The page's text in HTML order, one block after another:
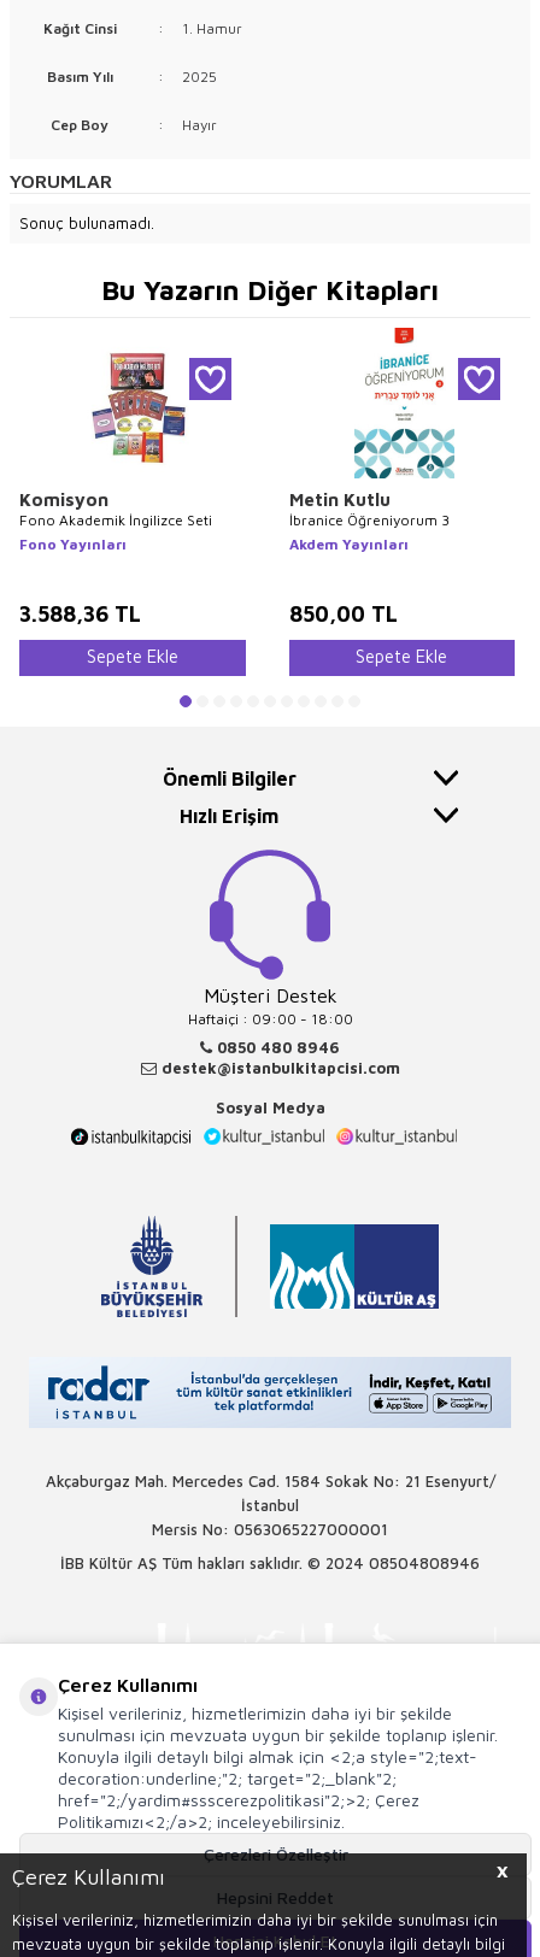
X
Çerez Kullanımı
Kişisel verileriniz, hizmetlerimizin daha iyi bir şekilde sunulması için
mevzuata uygun bir şekilde toplanıp işlenir. Konuyla ilgili detaylı bilgi
Kağıt Cinsi : 1. Hamur
Basım Yılı : 2025
Cep Boy : Hayır
YORUMLAR
Sonuç bulunamadı.
Bu Yazarın Diğer Kitapları
Komisyon
Fono Akademik İngilizce Seti
Fono Yayınları
3.588,36 TL
Sepete Ekle
Metin Kutlu
İbranice Öğreniyorum 3
Akdem Yayınları
850,00 TL
Sepete Ekle
Önemli Bilgiler
Hızlı Erişim
Müşteri Destek
Haftaiçi : 09:00 - 18:00
0850 480 8946
destek@istanbulkitapcisi.com
Sosyal Medya
Akçaburgaz Mah. Mercedes Cad. 1584 Sokak No: 21 Esenyurt/
İstanbul
Mersis No: 0563065227000001
İBB Kültür AŞ Tüm hakları saklıdır. © 2024 08504808946
E-Ticaret Sistemleriyle Hazırlanmıştır.
Çerez Kullanımı
Kişisel verileriniz, hizmetlerimizin daha iyi bir şekilde
sunulması için mevzuata uygun bir şekilde toplanıp işlenir.
Konuyla ilgili detaylı bilgi almak için <2;a style="2;text-
decoration:underline;"2; target="2;_blank"2;
href="2;/yardim#ssscerezpolitikasi"2;>2; Çerez
Politikamızı<2;/a>2; inceleyebilirsiniz.
Çerezleri Özelleştir
Hepsini Reddet
Hepsini Kabul Et